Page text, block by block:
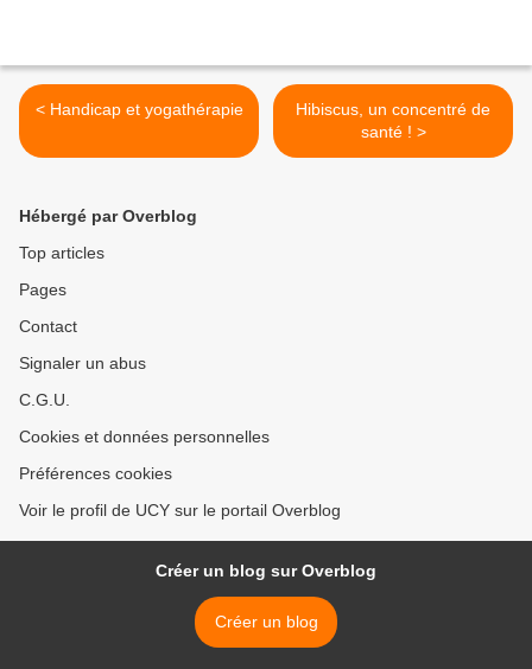
< Handicap et yogathérapie
Hibiscus, un concentré de
santé ! >
Hébergé par Overblog
Top articles
Pages
Contact
Signaler un abus
C.G.U.
Cookies et données personnelles
Préférences cookies
Voir le profil de UCY sur le portail Overblog
Créer un blog sur Overblog
Créer un blog